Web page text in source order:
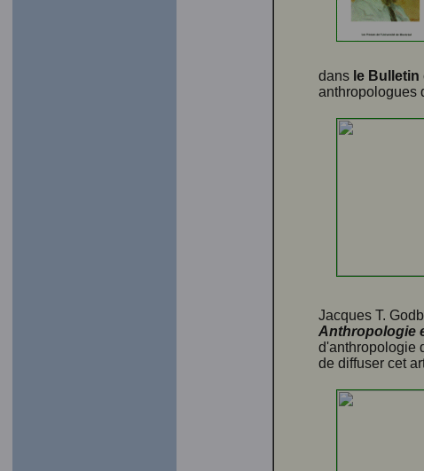
dans le Bulletin
anthropologues
Jacques T.
Anthropologie
d'anthropologie
de diffuser cet